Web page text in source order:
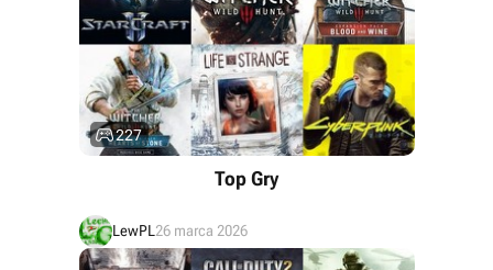
227
Top Gry
LewPL 26 marca 2026